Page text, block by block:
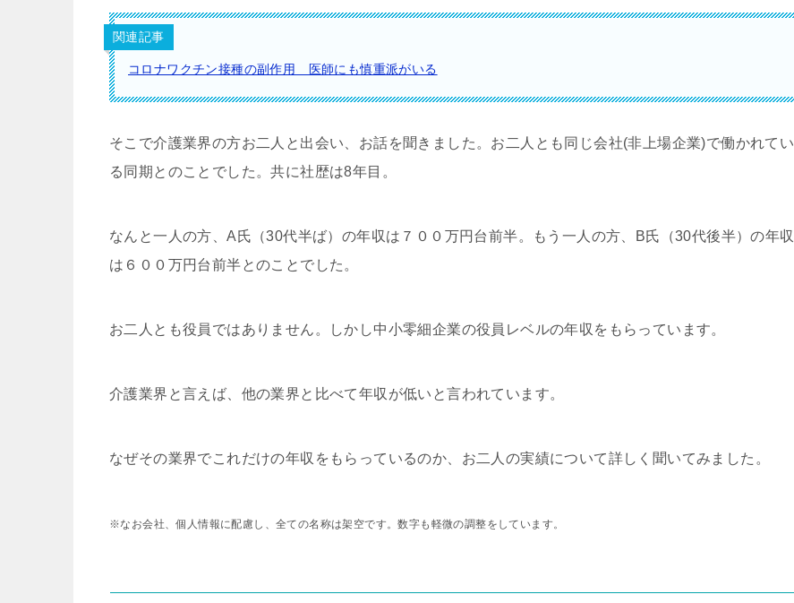
関連記事
コロナワクチン接種の副作用 医師にも慎重派がいる
そこで介護業界の方お二人と出会い、お話を聞きました。お二人とも同じ会社(非上場企業)で働かれてい
る同期とのことでした。共に社歴は8年目。
なんと一人の方、A氏（30代半ば）の年収は７００万円台前半。もう一人の方、B氏（30代後半）の年収
は６００万円台前半とのことでした。
お二人とも役員ではありません。しかし中小零細企業の役員レベルの年収をもらっています。
介護業界と言えば、他の業界と比べて年収が低いと言われています。
なぜその業界でこれだけの年収をもらっているのか、お二人の実績について詳しく聞いてみました。
※なお会社、個人情報に配慮し、全ての名称は架空です。数字も軽微の調整をしています。